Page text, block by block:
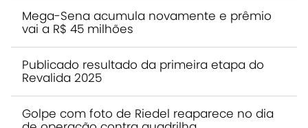
Mega-Sena acumula novamente e prêmio
vai a R$ 45 milhões
Publicado resultado da primeira etapa do
Revalida 2025
Golpe com foto de Riedel reaparece no dia